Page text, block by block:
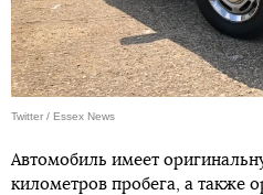
Twitter / Essex News
Автомобиль имеет
километров пробега, а также